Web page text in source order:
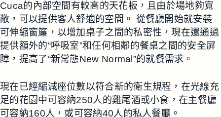
Cuca的內部空間有較高的天花板，且由於場地夠寬
敞，可以提供客人舒適的空間。 從餐廳開始就安裝
可伸縮窗簾，以增加桌子之間的私密性，現在還通過
提供額外的“呼吸室”和任何相鄰的餐桌之間的安全屏
障，提高了“新常態New Normal”的就餐需求。
現在已經縮減座位數以符合新的衛生規程，在光線充
足的花園中可容納250人的雞尾酒或小食，在主餐廳
可容納160人，或可容納40人的私人餐廳。